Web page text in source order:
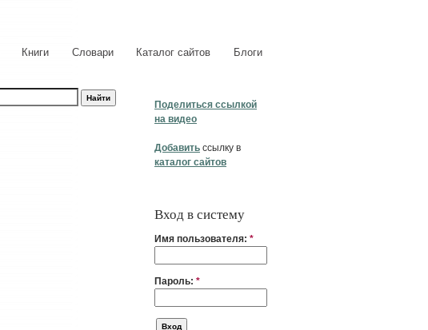
Книги Словари Каталог сайтов Блоги
Поделиться ссылкой
на видео
Добавить ссылку в
каталог сайтов
Вход в систему
Имя пользователя: *
Пароль: *